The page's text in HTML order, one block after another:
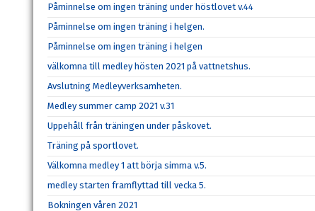
Påminnelse om ingen träning under höstlovet v.44
Påminnelse om ingen träning i helgen.
Påminnelse om ingen träning i helgen
välkomna till medley hösten 2021 på vattnetshus.
Avslutning Medleyverksamheten.
Medley summer camp 2021 v.31
Uppehåll från träningen under påskovet.
Träning på sportlovet.
Välkomna medley 1 att börja simma v.5.
medley starten framflyttad till vecka 5.
Bokningen våren 2021